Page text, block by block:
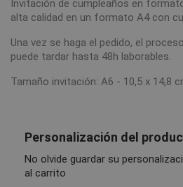
Invitación de cumpleaños en
alta calidad en un formato A4 con
Una vez se haga el pedido, el
puede tardar hasta 48h laborables.
Tamaño invitación: A6 - 10,5 x 14,8
Personalización del
No olvide guardar su
al carrito